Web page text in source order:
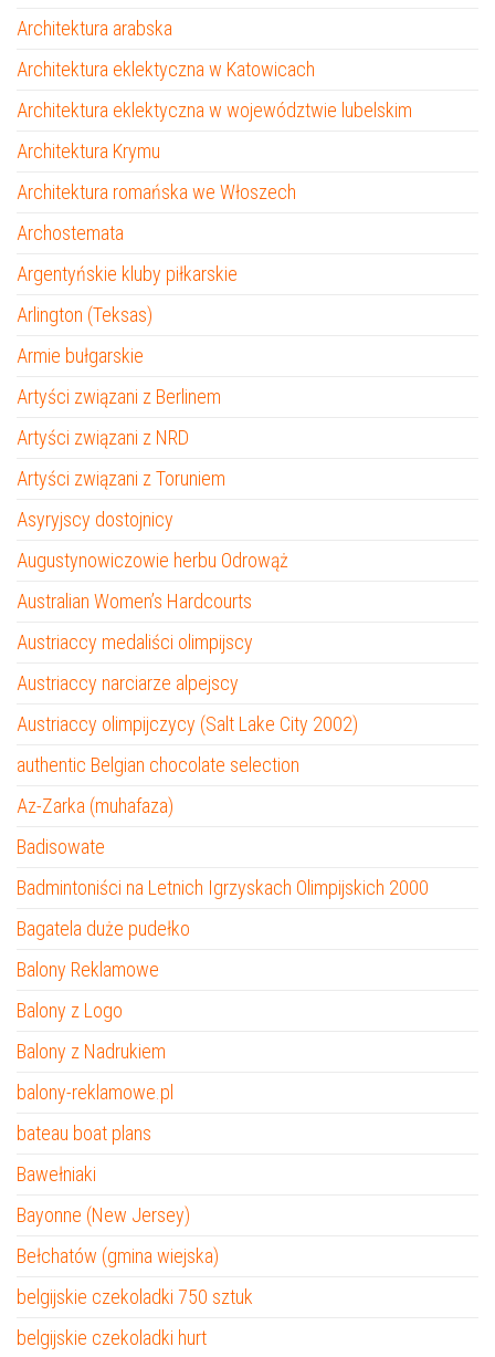
Architektura arabska
Architektura eklektyczna w Katowicach
Architektura eklektyczna w województwie lubelskim
Architektura Krymu
Architektura romańska we Włoszech
Archostemata
Argentyńskie kluby piłkarskie
Arlington (Teksas)
Armie bułgarskie
Artyści związani z Berlinem
Artyści związani z NRD
Artyści związani z Toruniem
Asyryjscy dostojnicy
Augustynowiczowie herbu Odrowąż
Australian Women’s Hardcourts
Austriaccy medaliści olimpijscy
Austriaccy narciarze alpejscy
Austriaccy olimpijczycy (Salt Lake City 2002)
authentic Belgian chocolate selection
Az-Zarka (muhafaza)
Badisowate
Badmintoniści na Letnich Igrzyskach Olimpijskich 2000
Bagatela duże pudełko
Balony Reklamowe
Balony z Logo
Balony z Nadrukiem
balony-reklamowe.pl
bateau boat plans
Bawełniaki
Bayonne (New Jersey)
Bełchatów (gmina wiejska)
belgijskie czekoladki 750 sztuk
belgijskie czekoladki hurt